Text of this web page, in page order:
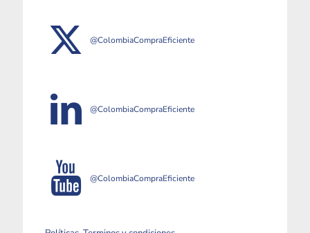
@ColombiaCompraEficiente
@ColombiaCompraEficiente
@ColombiaCompraEficiente